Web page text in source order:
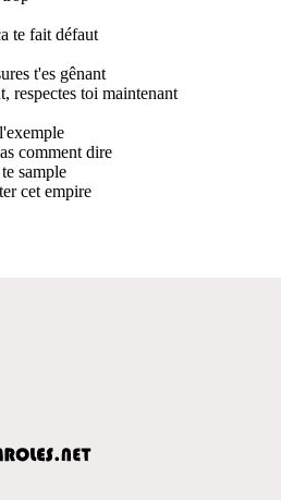
te fait défaut
t'es gênant
respectes toi maintenant
comment dire
sample
cet empire